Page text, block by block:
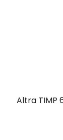
Altra TIMP